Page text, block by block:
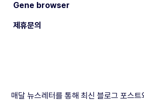
Gene browser
제휴문의
매달 뉴스레터를 통해 최신 블로그 포스